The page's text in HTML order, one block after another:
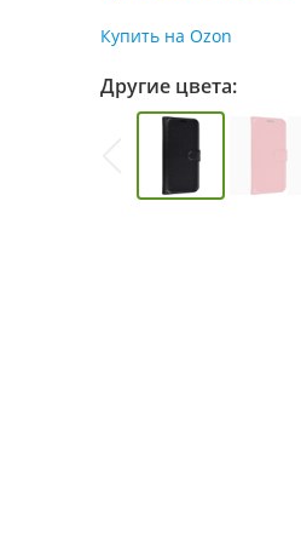
Купить на Ozon
Другие цвета: